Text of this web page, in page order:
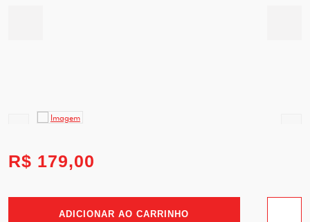
R$ 179,00
ADICIONAR AO CARRINHO